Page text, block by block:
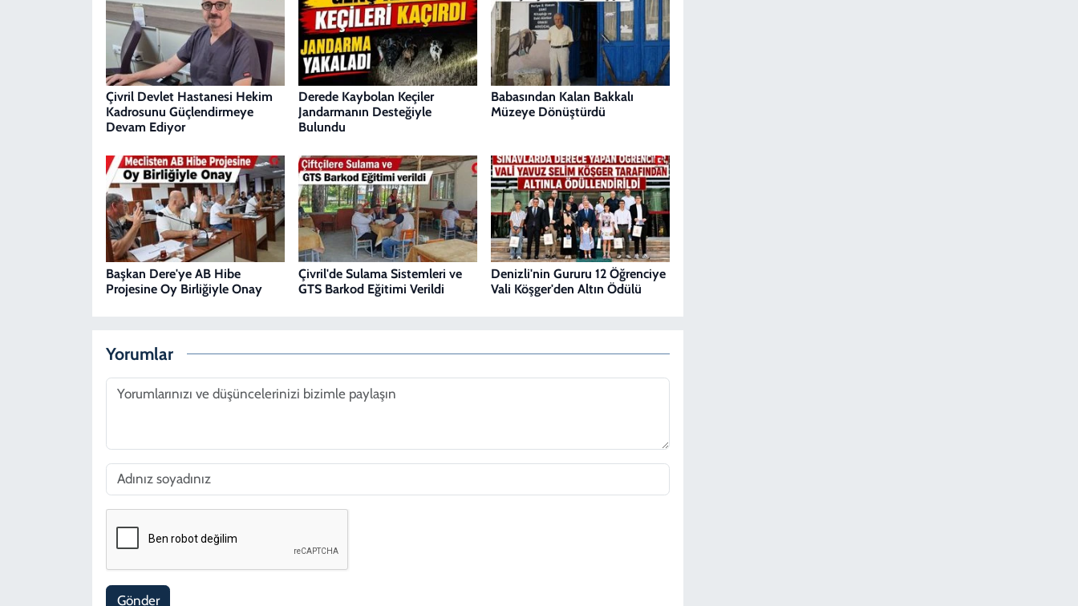
Çivril Devlet Hastanesi Hekim
Kadrosunu Güçlendirmeye
Devam Ediyor
Derede Kaybolan Keçiler
Jandarmanın Desteğiyle
Bulundu
Babasından Kalan Bakkalı
Müzeye Dönüştürdü
Başkan Dere'ye AB Hibe
Projesine Oy Birliğiyle Onay
Çivril'de Sulama Sistemleri ve
GTS Barkod Eğitimi Verildi
Denizli'nin Gururu 12 Öğrenciye
Vali Köşger'den Altın Ödülü
Yorumlar
Gönder